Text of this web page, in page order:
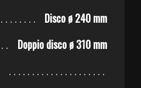
Disco ø 240 mm
Doppio disco ø 310 mm